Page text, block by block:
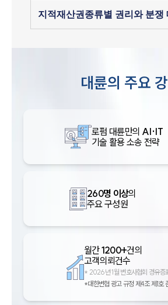
지적재산권종류별 권리와 분쟁
대륜의 주요
로펌 대륜만의 AI·IT
기술 활용 소송 전략
260명 이상의
주요 구성원
월간1200+건의
고객의뢰건수
* 2026년 1월 변호사협회 경유증
*대한변협 광고 규정 제4조 제1호